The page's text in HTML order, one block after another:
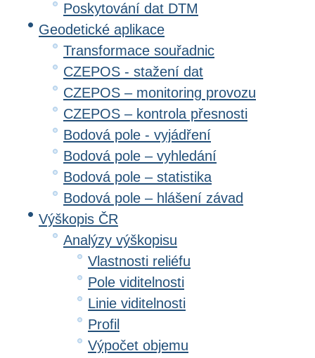
Poskytování dat DTM
Geodetické aplikace
Transformace souřadnic
CZEPOS - stažení dat
CZEPOS – monitoring provozu
CZEPOS – kontrola přesnosti
Bodová pole - vyjádření
Bodová pole – vyhledání
Bodová pole – statistika
Bodová pole – hlášení závad
Výškopis ČR
Analýzy výškopisu
Vlastnosti reliéfu
Pole viditelnosti
Linie viditelnosti
Profil
Výpočet objemu